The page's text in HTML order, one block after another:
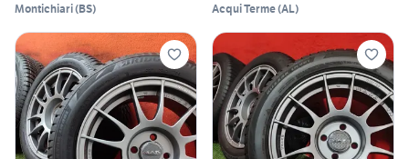
Montichiari(BS) Acqui Terme(AL)